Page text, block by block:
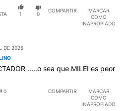
1 0
COMPARTIR
MARCAR
COMO
INAPROPIADO
DE 2026
.....o sea que MILEI es peor
0 COMPARTIR
MARCAR
COMO
INAPROPIADO